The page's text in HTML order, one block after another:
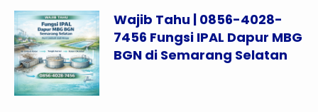
Wajib Tahu | 0856-4028-
7456 Fungsi IPAL Dapur MBG
BGN di Semarang Selatan